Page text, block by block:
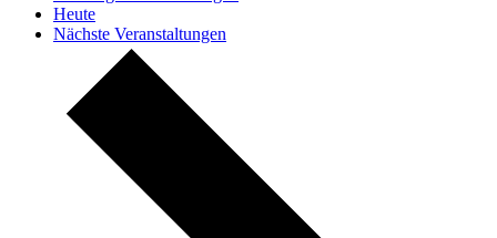
Heute
Nächste Veranstaltungen